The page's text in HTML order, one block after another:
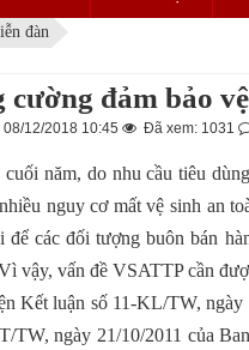
đàn
cường đảm bảo
12/2018 10:45 Đã xem: 1031
năm, do nhu cầu tiêu
nguy cơ mất vệ sinh an
để các đối tượng buôn bán
vậy, vấn đề VSATTP cần
Kết luận số 11-KL/TW,
TW, ngày 21/10/2011 của